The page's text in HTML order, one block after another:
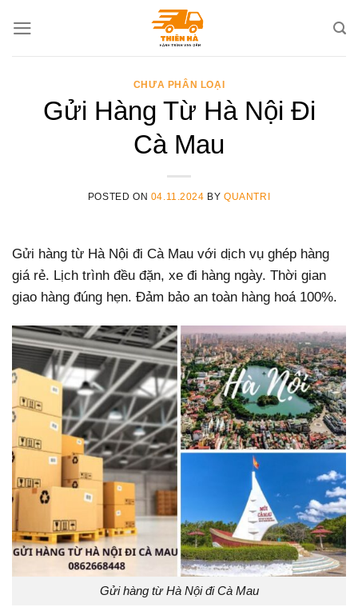
CHƯA PHÂN LOẠI
Gửi Hàng Từ Hà Nội Đi
Cà Mau
POSTED ON 04.11.2024 BYQUANTRI
Gửi hàng từ Hà Nội đi Cà Mau với dịch vụ ghép hàng
giá rẻ. Lịch trình đều đặn, xe đi hàng ngày. Thời gian
giao hàng đúng hẹn. Đảm bảo an toàn hàng hoá 100%.
Gửi hàng từ Hà Nội đi Cà Mau